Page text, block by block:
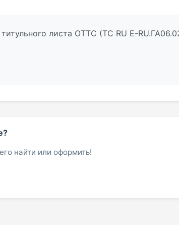
листа ОТТС (ТС RU Е-
найти или оформить!